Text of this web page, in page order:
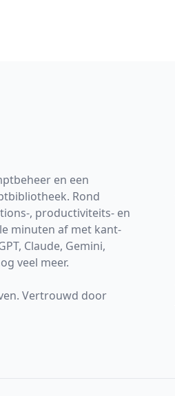
en een
Rond
, productiviteits- en
minuten af met kant-
Claude, Gemini,
veel meer.
Vertrouwd door